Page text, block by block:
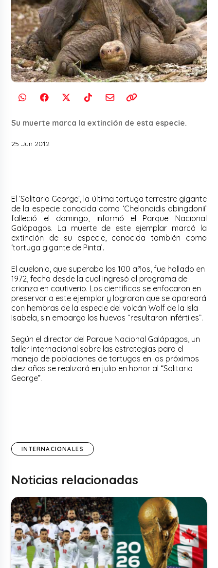
Su muerte marca la extinción de esta especie.
25 Jun 2012
El ‘Solitario George’, la última tortuga terrestre gigante
de la especie conocida como ‘Chelonoidis abingdonii’
falleció el domingo, informó el Parque Nacional
Galápagos. La muerte de este ejemplar marcá la
extinción de su especie, conocida también como
‘tortuga gigante de Pinta’.
El quelonio, que superaba los 100 años, fue hallado en
1972, fecha desde la cual ingresó al programa de
crianza en cautiverio. Los científicos se enfocaron en
preservar a este ejemplar y lograron que se apareará
con hembras de la especie del volcán Wolf de la isla
Isabela, sin embargo los huevos “resultaron infértiles”.
Según el director del Parque Nacional Galápagos, un
taller internacional sobre las estrategias para el
manejo de poblaciones de tortugas en los próximos
diez años se realizará en julio en honor al “Solitario
George”.
INTERNACIONALES
Noticias relacionadas